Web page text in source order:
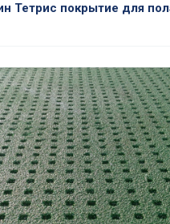
Тетрис покрытие для